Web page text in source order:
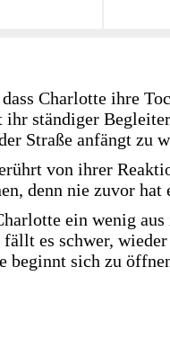
Charlotte ihre
ständiger
Straße anfängt zu
von ihrer
denn nie zuvor
ein wenig
es schwer,
beginnt sich zu